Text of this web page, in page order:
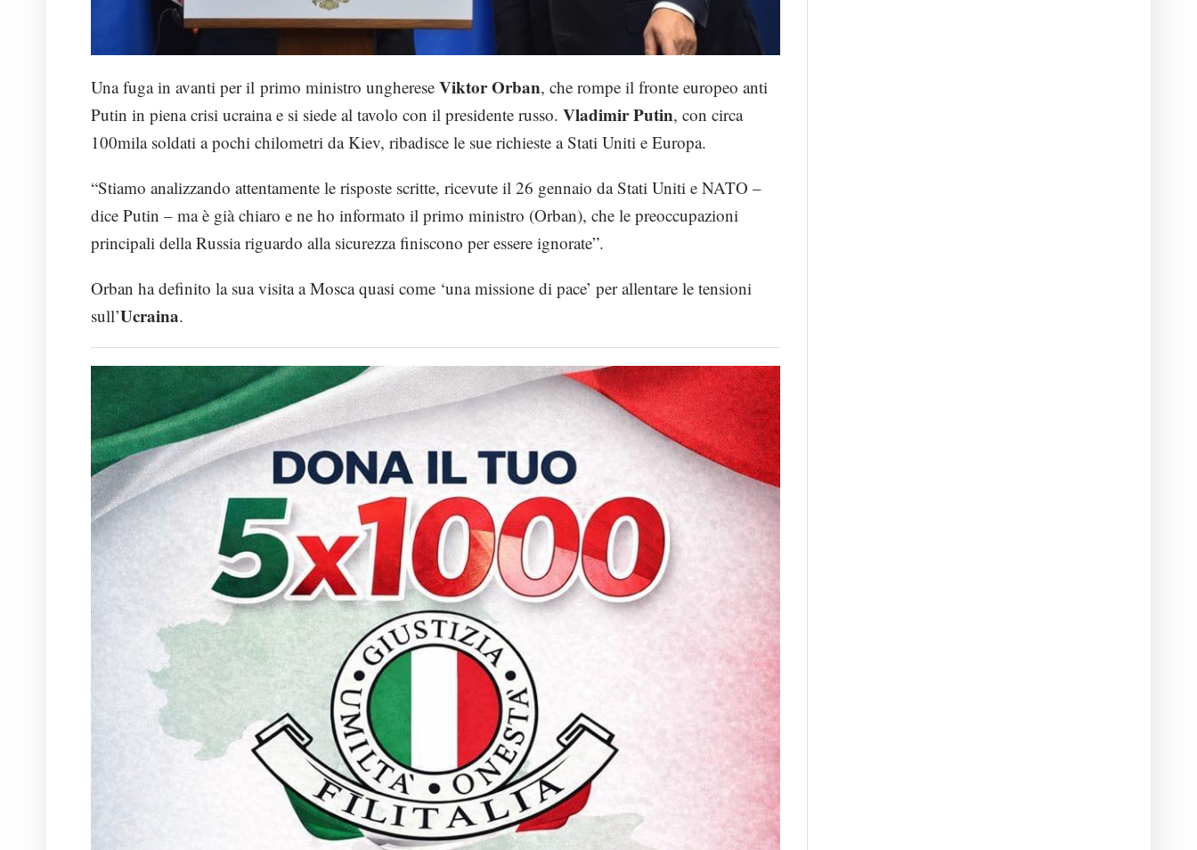
Una fuga in avanti per il primo ministro ungherese Viktor Orban, che rompe il fronte europeo anti
Putin in piena crisi ucraina e si siede al tavolo con il presidente russo. Vladimir Putin, con circa
100mila soldati a pochi chilometri da Kiev, ribadisce le sue richieste a Stati Uniti e Europa.
“Stiamo analizzando attentamente le risposte scritte, ricevute il 26 gennaio da Stati Uniti e NATO –
dice Putin – ma è già chiaro e ne ho informato il primo ministro (Orban), che le preoccupazioni
principali della Russia riguardo alla sicurezza finiscono per essere ignorate”.
Orban ha definito la sua visita a Mosca quasi come ‘una missione di pace’ per allentare le tensioni
sull’Ucraina.